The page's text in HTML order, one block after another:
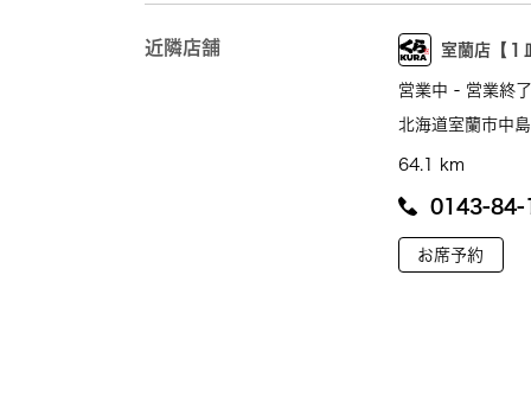
近隣店舗 室蘭店【
営業中 - 営業終
北海道室蘭市中
64.1 km
0143-84-
お席予約